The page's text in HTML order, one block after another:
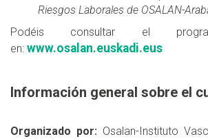
Riesgos Laborales de OSALAN-
Podéis consultar el
en: www.osalan.euskadi.eus
Información general sobre el
Organizado por: Osalan-Instituto